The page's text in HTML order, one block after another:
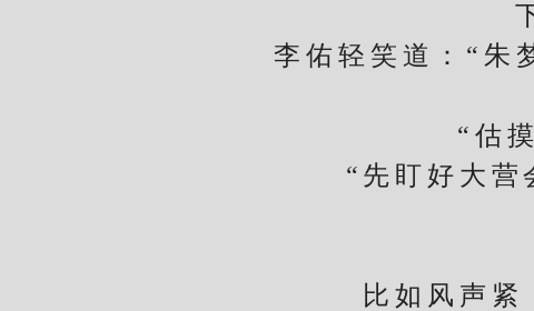
李佑轻笑道：“朱梦
“估摸
“先盯好大营会
比如风声紧，